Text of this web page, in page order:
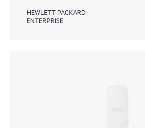
HEWLETT PACKARD
ENTERPRISE